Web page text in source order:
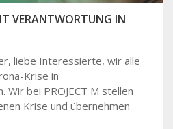
VERANTWORTUNG IN
liebe Interessierte, wir alle
Krise in
bei PROJECT M stellen
Krise und übernehmen